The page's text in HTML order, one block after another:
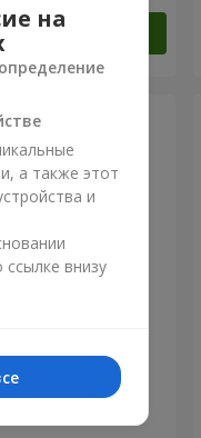
на
а также этот
и
внизу